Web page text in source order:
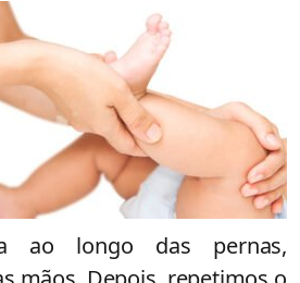
a ao longo das pernas,